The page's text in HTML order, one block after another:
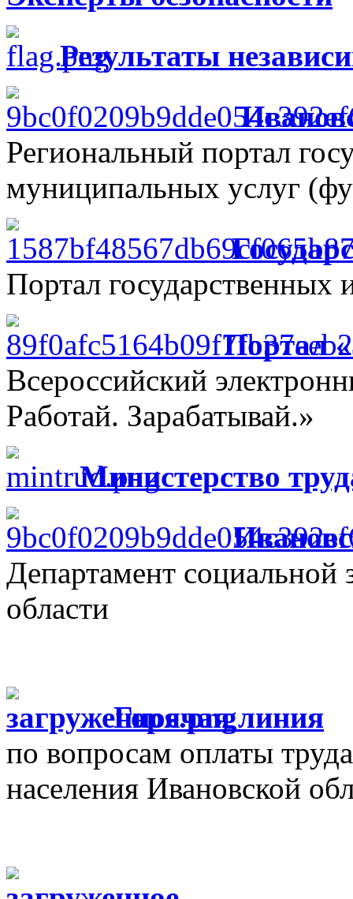
Результаты
Региональный портал
муниципальных услуг
Портал
Портал
Всероссийский
Работай. Зарабатывай.»
Министерство
Департамент социальной
области
Горячая линия
по вопросам оплаты
населения Ивановской